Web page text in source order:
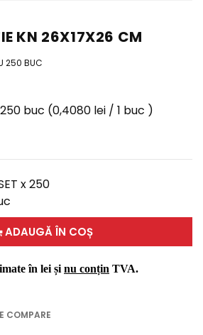
KN 26X17X26 CM
250 BUC
buc (0,4080 lei / 1 buc )
x 250
ADAUGĂ ÎN COȘ
în lei și nu conțin TVA.
COMPARE